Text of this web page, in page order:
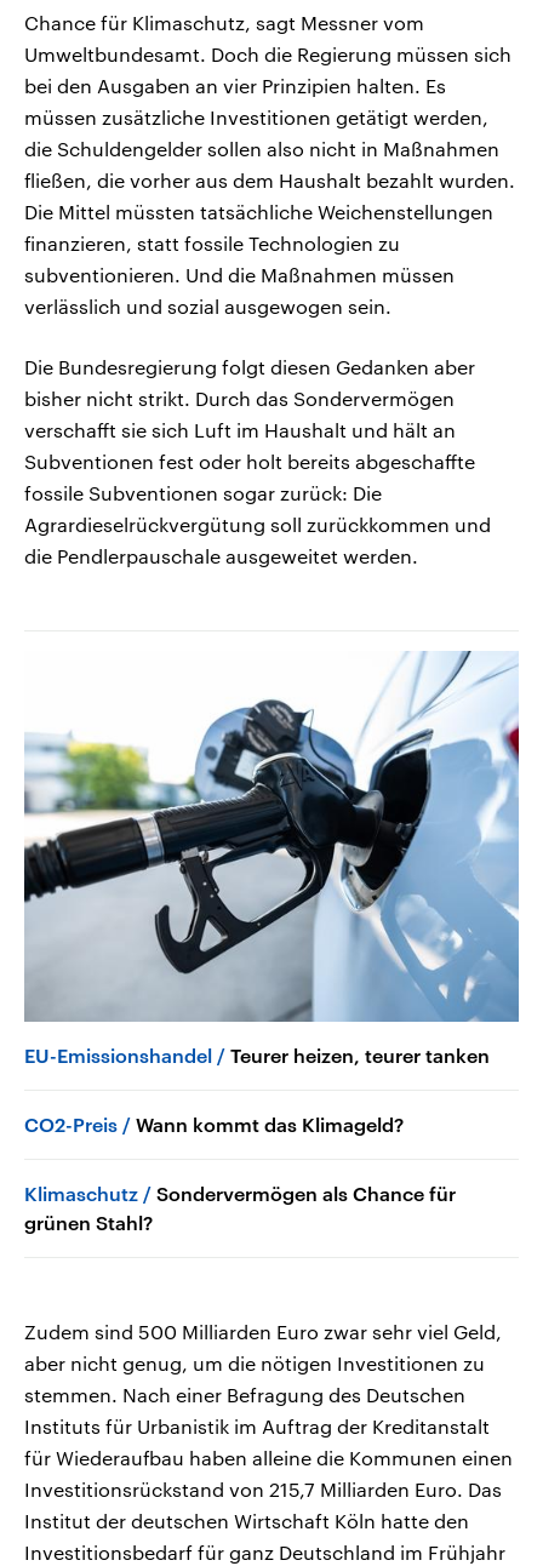
Chance für Klimaschutz, sagt Messner vom
Umweltbundesamt. Doch die Regierung müssen sich
bei den Ausgaben an vier Prinzipien halten. Es
müssen zusätzliche Investitionen getätigt werden,
die Schuldengelder sollen also nicht in Maßnahmen
fließen, die vorher aus dem Haushalt bezahlt wurden.
Die Mittel müssten tatsächliche Weichenstellungen
finanzieren, statt fossile Technologien zu
subventionieren. Und die Maßnahmen müssen
verlässlich und sozial ausgewogen sein.
Die Bundesregierung folgt diesen Gedanken aber
bisher nicht strikt. Durch das Sondervermögen
verschafft sie sich Luft im Haushalt und hält an
Subventionen fest oder holt bereits abgeschaffte
fossile Subventionen sogar zurück: Die
Agrardieselrückvergütung soll zurückkommen und
die Pendlerpauschale ausgeweitet werden.
EU-Emissionshandel Teurer heizen, teurer tanken
CO2-Preis Wann kommt das Klimageld?
Klimaschutz
Sondervermögen als Chance für
grünen Stahl?
Zudem sind 500 Milliarden Euro zwar sehr viel Geld,
aber nicht genug, um die nötigen Investitionen zu
stemmen. Nach einer Befragung des Deutschen
Instituts für Urbanistik im Auftrag der Kreditanstalt
für Wiederaufbau haben alleine die Kommunen einen
Investitionsrückstand von 215,7 Milliarden Euro. Das
Institut der deutschen Wirtschaft Köln hatte den
Investitionsbedarf für ganz Deutschland im Frühjahr